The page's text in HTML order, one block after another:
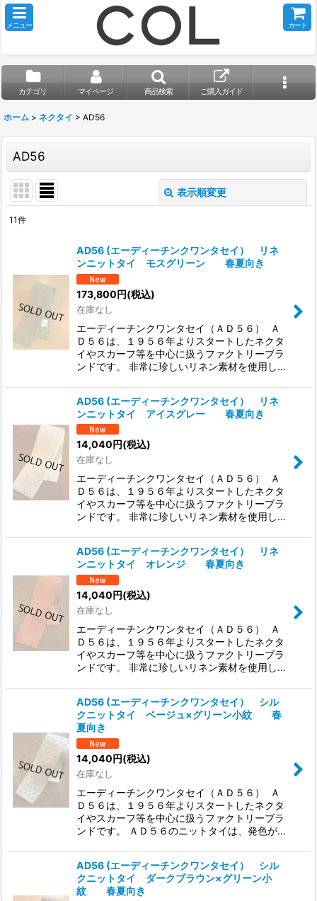
メニュー カート
カテゴリ マイページ 商品検索 ご購入ガイド
ホーム > ネクタイ > AD56
AD56
表示順変更
並び順:
11件
AD56 (エーディーチンクワンタセイ） リネ
ンニットタイ モスグリーン 春夏向き
173,800円(税込)
在庫なし
エーディーチンクワンタセイ（ＡＤ５６） Ａ
Ｄ５６は、１９５６年よりスタートしたネクタ
イやスカーフ等を中心に扱うファクトリーブラ
ンドです。 非常に珍しいリネン素材を使用し…
AD56 (エーディーチンクワンタセイ） リネ
ンニットタイ アイスグレー 春夏向き
14,040 円(税込)
在庫なし
エーディーチンクワンタセイ（ＡＤ５６） Ａ
Ｄ５６は、１９５６年よりスタートしたネクタ
イやスカーフ等を中心に扱うファクトリーブラ
ンドです。 非常に珍しいリネン素材を使用し…
AD56 (エーディーチンクワンタセイ） リネ
ンニットタイ オレンジ 春夏向き
14,040円(税込)
在庫なし
エーディーチンクワンタセイ（ＡＤ５６） Ａ
Ｄ５６は、１９５６年よりスタートしたネクタ
イやスカーフ等を中心に扱うファクトリーブラ
ンドです。 非常に珍しいリネン素材を使用し…
AD56 (エーディーチンクワンタセイ） シル
クニットタイ ベージュ×グリーン小紋 春
夏向き
14,040円(税込)
在庫なし
エーディーチンクワンタセイ（ＡＤ５６） Ａ
Ｄ５６は、１９５６年よりスタートしたネクタ
イやスカーフ等を中心に扱うファクトリーブラ
ンドです。 ＡＤ５６のニットタイは、発色が…
AD56 (エーディーチンクワンタセイ） シル
クニットタイ ダークブラウン×グリーン小
紋 春夏向き